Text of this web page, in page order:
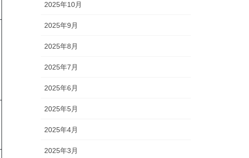
2025年10月
2025年9月
2025年8月
2025年7月
2025年6月
2025年5月
2025年4月
2025年3月